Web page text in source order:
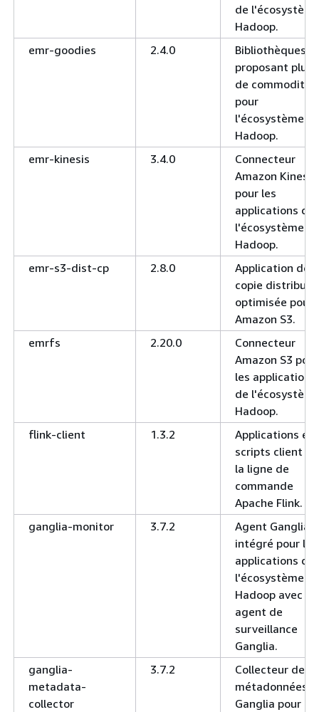
de
Hadoop.
emr-goodies
2.4.0
Bibliothèques
proposant plus
de commodités
pour
l'écosystème
Hadoop.
emr-kinesis
3.4.0
Connecteur
Amazon Kinesis
pour les
applications de
l'écosystème
Hadoop.
emr-s3-dist-cp
2.8.0
Application de
copie distribuée
optimisée pour
Amazon S3.
emrfs
2.20.0
Connecteur
Amazon S3 pour
les applications
de
Hadoop.
flink-client
1.3.2
Applications et
scripts client de
la ligne de
commande
Apache Flink.
ganglia-monitor
3.7.2
Agent Ganglia
intégré pour les
applications de
l'écosystème
Hadoop avec
agent de
surveillance
Ganglia.
ganglia-
metadata-
collector
3.7.2
Collecteur de
métadonnées
Ganglia pour